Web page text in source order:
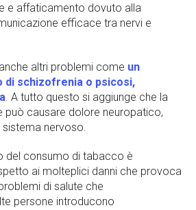
e affaticamento dovuto alla
efficace tra nervi e
altri problemi come un
di schizofrenia o psicosi,
. A tutto questo si aggiunge che la
può causare dolore neuropatico,
nervoso.
del consumo di tabacco è
ai molteplici danni che provoca
di salute che
persone introducono